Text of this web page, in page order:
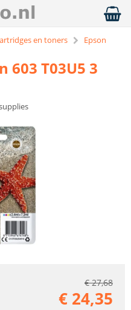
en toners
Epson
603 T03U5 3
€27,68
€ 24,35